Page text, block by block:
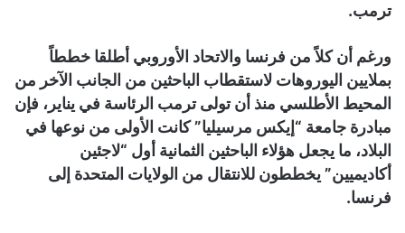
ترمب.
ورغم أن كلاً من فرنسا والاتحاد الأوروبي أطلقا خططاً
بملايين اليوروهات لاستقطاب الباحثين من الجانب الآخر من
المحيط الأطلسي منذ أن تولى ترمب الرئاسة في يناير، فإن
مبادرة جامعة “إيكس مرسيليا” كانت الأولى من نوعها في
البلاد، ما يجعل هؤلاء الباحثين الثمانية أول “لاجئين
أكاديميين” يخططون للانتقال من الولايات المتحدة إلى
فرنسا.